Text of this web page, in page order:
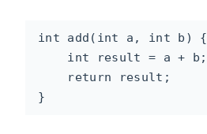
int add(int a, int b) {
    int result = a + b;
    return result;
}